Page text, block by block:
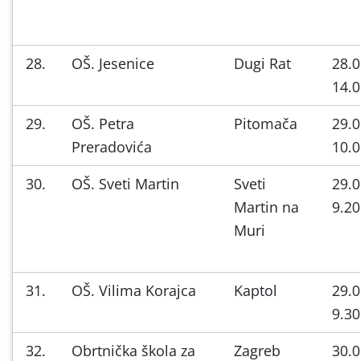
28. OŠ. Jesenice Dugi Rat
29.
OŠ. Petra
Preradovića
Pitomača
30.
OŠ. Sveti Martin
Sveti
Martin na
Muri
31. OŠ. Vilima Korajca Kaptol
32.
Obrtnička škola za
Zagreb